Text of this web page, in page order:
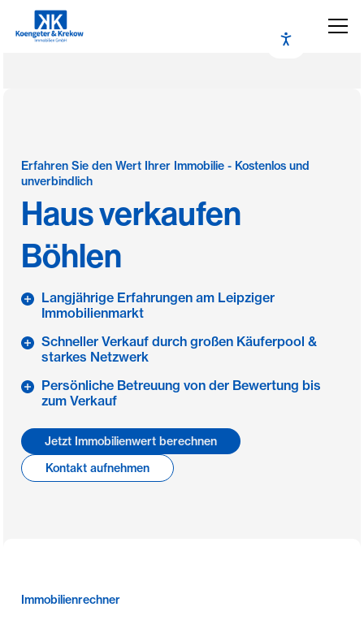
Erfahren Sie den Wert Ihrer Immobilie - Kostenlos und
unverbindlich
Haus verkaufen
Böhlen
Langjährige Erfahrungen am Leipziger
Immobilienmarkt
Schneller Verkauf durch großen Käuferpool &
starkes Netzwerk
Persönliche Betreuung von der Bewertung bis
zum Verkauf
Jetzt Immobilienwert berechnen
Kontakt aufnehmen
Immobilienrechner